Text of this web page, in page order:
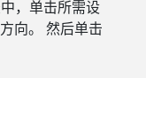
，单击所需设
向。 然后单击